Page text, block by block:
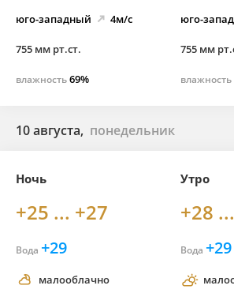
юго-западный 4м/с
755 мм рт.ст.
влажность69%
юго-
755 мм
влажность
10 августа, понедельник
Ночь
+25 ... +27
Вода +29
малооблачно
Утро
+28
Вода +29